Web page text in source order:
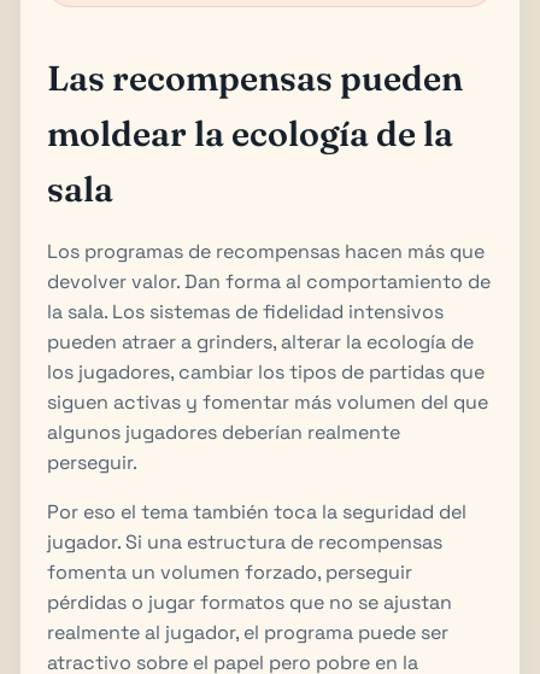
Las recompensas pueden
moldear la ecología de la
sala
Los programas de recompensas hacen más que
devolver valor. Dan forma al comportamiento de
la sala. Los sistemas de fidelidad intensivos
pueden atraer a grinders, alterar la ecología de
los jugadores, cambiar los tipos de partidas que
siguen activas y fomentar más volumen del que
algunos jugadores deberían realmente
perseguir.
Por eso el tema también toca la seguridad del
jugador. Si una estructura de recompensas
fomenta un volumen forzado, perseguir
pérdidas o jugar formatos que no se ajustan
realmente al jugador, el programa puede ser
atractivo sobre el papel pero pobre en la